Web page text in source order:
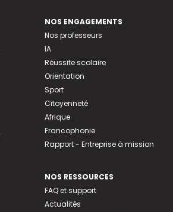
NOS ENGAGEMENTS
Nos professeurs
IA
Réussite scolaire
Orientation
Sport
Citoyenneté
Afrique
Francophonie
Rapport - Entreprise à mission
NOS RESSOURCES
FAQ et support
Actualités